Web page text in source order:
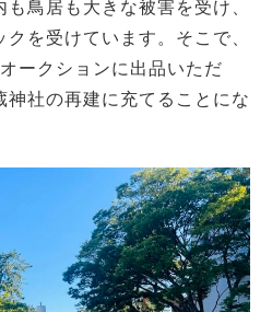
鳥居も大きな被害を受け、
を受けています。そこで、
ークションに出品いただ
神社の再建に充てることにな